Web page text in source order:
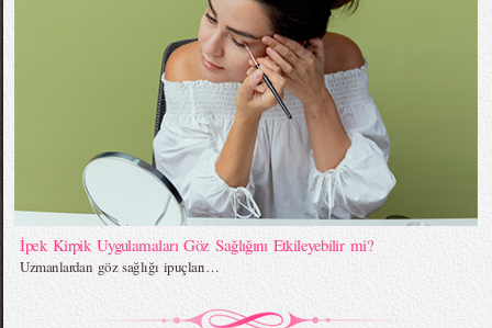
İpek Kirpik Uygulamaları Göz Sağlığını Etkileyebilir mi?
Uzmanlardan göz sağlığı ipuçları…